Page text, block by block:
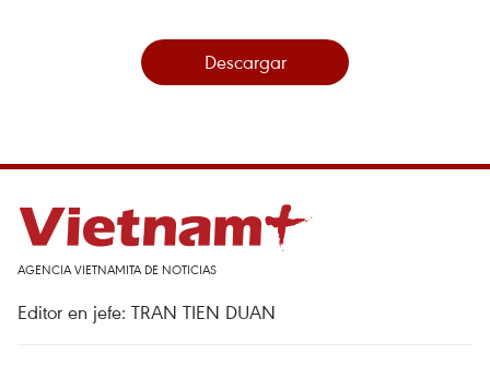
Descargar
AGENCIA VIETNAMITA DE NOTICIAS
Editor en jefe: TRAN TIEN DUAN